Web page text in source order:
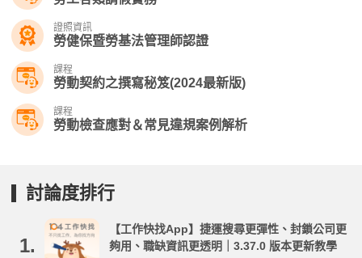
證照資訊
勞健保暨勞基法管理師認證
課程
勞動契約之撰寫秘笈(2024最新版)
課程
勞動檢查應對＆常見違規案例解析
討論度排行
1.
【工作快找App】捷運搜尋更彈性、封鎖公司更
夠用、職缺資訊更透明｜3.37.0 版本更新教學